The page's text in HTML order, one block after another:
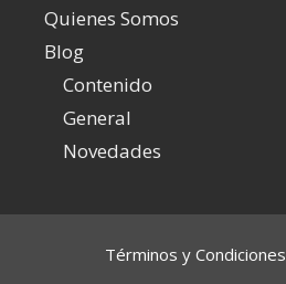
Quienes Somos
Blog
Contenido
General
Novedades
Términos y Condiciones